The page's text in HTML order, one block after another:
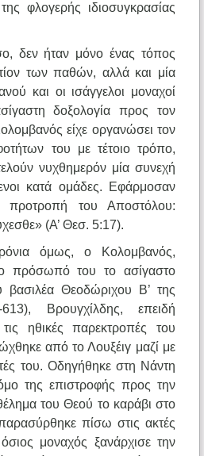
φλογερής ιδιοσυγκρασίας
δεν ήταν μόνο ένας τόπος
των παθών, αλλά και μία
και οι ισάγγελοι μοναχοί
δοξολογία προς τον
είχε οργανώσει τον
του με τέτοιο τρόπο,
νυχθημερόν μία συνεχή
κατά ομάδες. Εφάρμοσαν
προτροπή του Αποστόλου:
(Α’ Θεσ. 5:17).
όμως, ο Κολομβανός,
πρόσωπό του το ασίγαστο
βασιλέα Θεοδώριχου Β’ της
Βρουγχίλδης, επειδή
ηθικές παρεκτροπές του
από το Λουξέιγ μαζί με
του. Οδηγήθηκε στη Νάντη
της επιστροφής προς την
του Θεού το καράβι στο
πίσω στις ακτές
μοναχός ξανάρχισε την